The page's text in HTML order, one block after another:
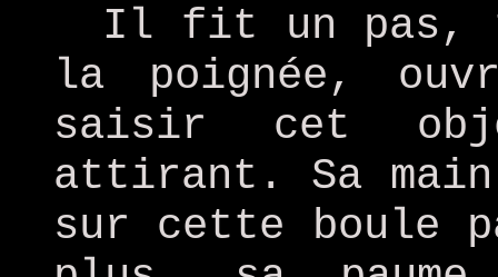
Il fit un pas,
la poignée,
saisir cet
attirant. Sa
sur cette boule